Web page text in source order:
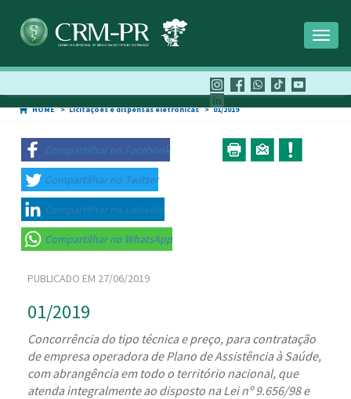
HOME Licitações e dispensas eletrônicas 01/2019
Compartilhar no Facebook
Compartilhar no Twitter
Compartilhar no Linkedin
Compartilhar no WhatsApp
PUBLICADO EM 27/06/2019
01/2019
Concorrência do tipo técnica e preço, para contratação
de empresa operadora de Plano de Assistência à Saúde,
com abrangência em todo o território nacional, que
atenda integralmente ao disposto na Lei nº 9.656/98 e